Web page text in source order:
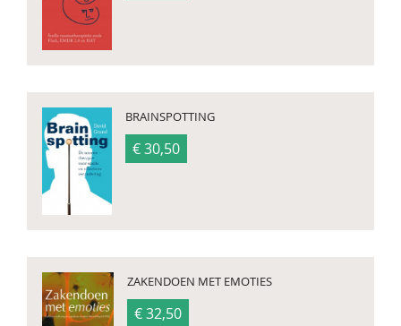
BRAINSPOTTING
€ 30,50
ZAKENDOEN MET EMOTIES
€ 32,50